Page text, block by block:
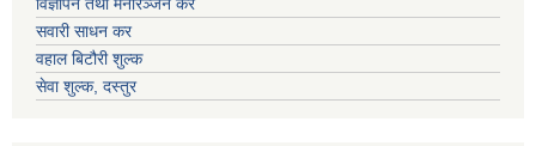
विज्ञापन तथा मनोरञ्जन कर
सवारी साधन कर
वहाल बिटौरी शुल्क
सेवा शुल्क, दस्तुर